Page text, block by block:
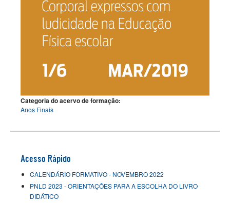
Categoria do acervo de formação:
Anos Finais
Acesso Rápido
CALENDÁRIO FORMATIVO - NOVEMBRO 2022
PNLD 2023 - ORIENTAÇÕES PARA A ESCOLHA DO LIVRO
DIDÁTICO